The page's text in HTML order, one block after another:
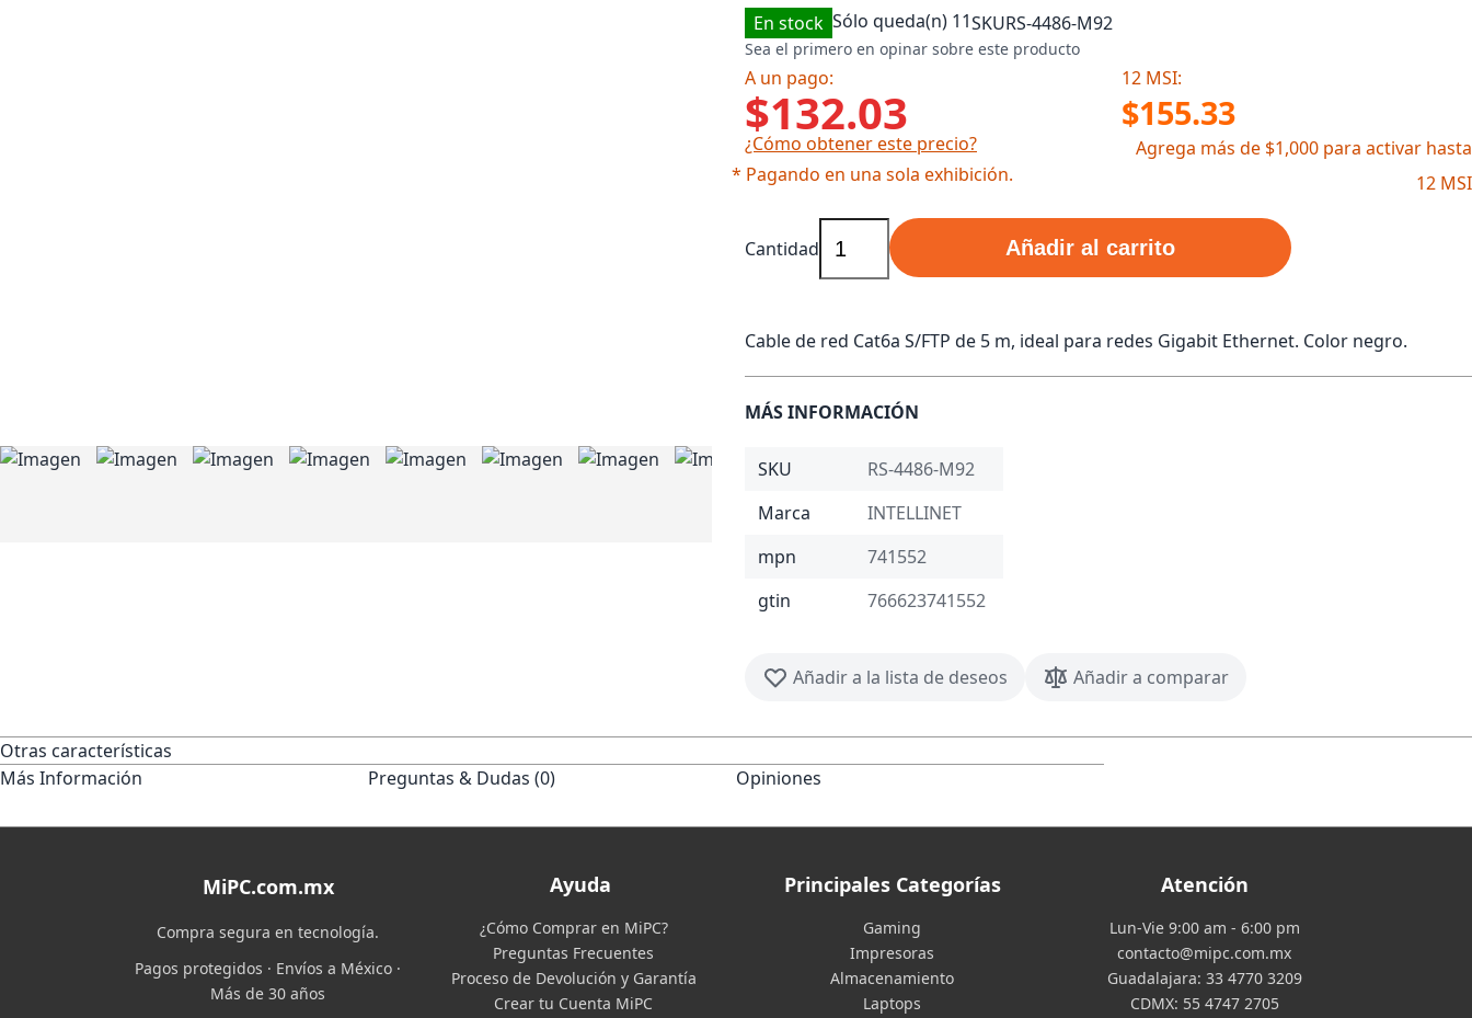
En stock Sólo queda(n) 11SKURS-4486-M92
Sea el primero en opinar sobre este producto
A un pago: 12 MSI:
$132.03 $155.33
¿Cómo obtener este precio?
* Pagando en una sola exhibición.
Agrega más de $1,000 para activar hasta
12 MSI
Cantidad Añadir al carrito
Cable de red Cat6a S/FTP de 5 m, ideal para redes Gigabit Ethernet. Color negro.
MÁS INFORMACIÓN
SKU
RS-4486-M92
Marca
INTELLINET
mpn
741552
gtin
766623741552
Añadir a la lista de deseos Añadir a comparar
Otras características
Más Información
Preguntas & Dudas (0) Opiniones
MiPC.com.mx
Compra segura en tecnología.
Pagos protegidos · Envíos a México ·
Más de 30 años
Ayuda
¿Cómo Comprar en MiPC?
Preguntas Frecuentes
Proceso de Devolución y Garantía
Crear tu Cuenta MiPC
Principales Categorías
Gaming
Impresoras
Almacenamiento
Laptops
Atención
Lun-Vie 9:00 am - 6:00 pm
contacto@mipc.com.mx
Guadalajara: 33 4770 3209
CDMX: 55 4747 2705